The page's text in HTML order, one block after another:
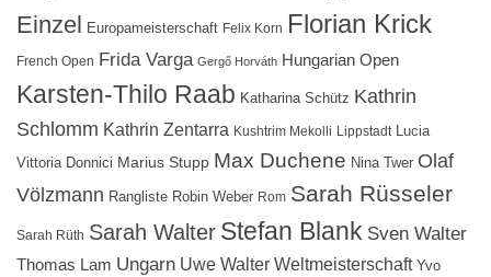
Einzel Europameisterschaft Felix Korn Florian Krick
French Open Frida Varga Gergő Horváth Hungarian Open
Karsten-Thilo Raab Katharina Schütz Kathrin
Schlomm Kathrin Zentarra Kushtrim Mekolli Lippstadt Lucia
Vittoria Donnici Marius Stupp Max Duchene Nina Twer Olaf
Völzmann Rangliste Robin Weber Rom Sarah Rüsseler
Sarah Rüth Sarah Walter Stefan Blank Sven Walter
Thomas Lam Ungarn Uwe Walter Weltmeisterschaft Yvo